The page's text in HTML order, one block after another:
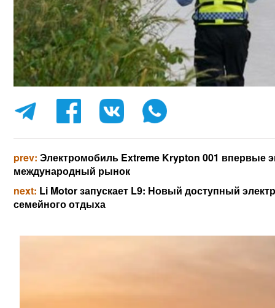
prev:Электромобиль Extreme Krypton 001 впервые
международный рынок
next: Li Motor запускает L9: Новый доступный
семейного отдыха